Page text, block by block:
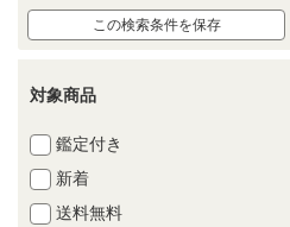
この検索条件を保存
対象商品
鑑定付き
新着
送料無料